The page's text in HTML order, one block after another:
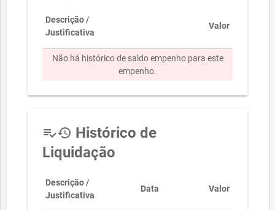
Descrição /
Justificativa
Valor
Não há histórico de saldo empenho para este
empenho.
playlist_add_checkhistory Histórico de
Liquidação
Descrição /
Justificativa
Data Valor